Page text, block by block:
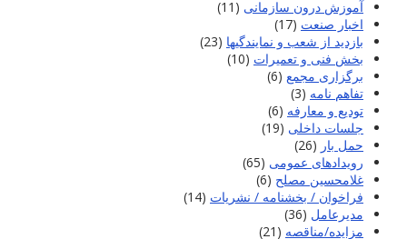
آموزش درون سازمانی (11)
اخبار صنعت (17)
بازدید از شعب و نمایندگیها (23)
بخش فنی و تعمیرات (10)
برگزاری مجمع (6)
تفاهم نامه (3)
تودیع و معارفه (6)
جلسات داخلی (19)
حمل بار (26)
رویدادهای عمومی (65)
غلامحسین مصلح (6)
فراخوان / بخشنامه / نشریات (14)
مدیرعامل (36)
مزایده/مناقصه (21)